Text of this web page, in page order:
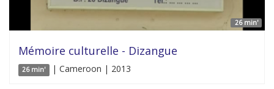
26 min'
Mémoire culturelle - Dizangue
26 min' | Cameroon | 2013